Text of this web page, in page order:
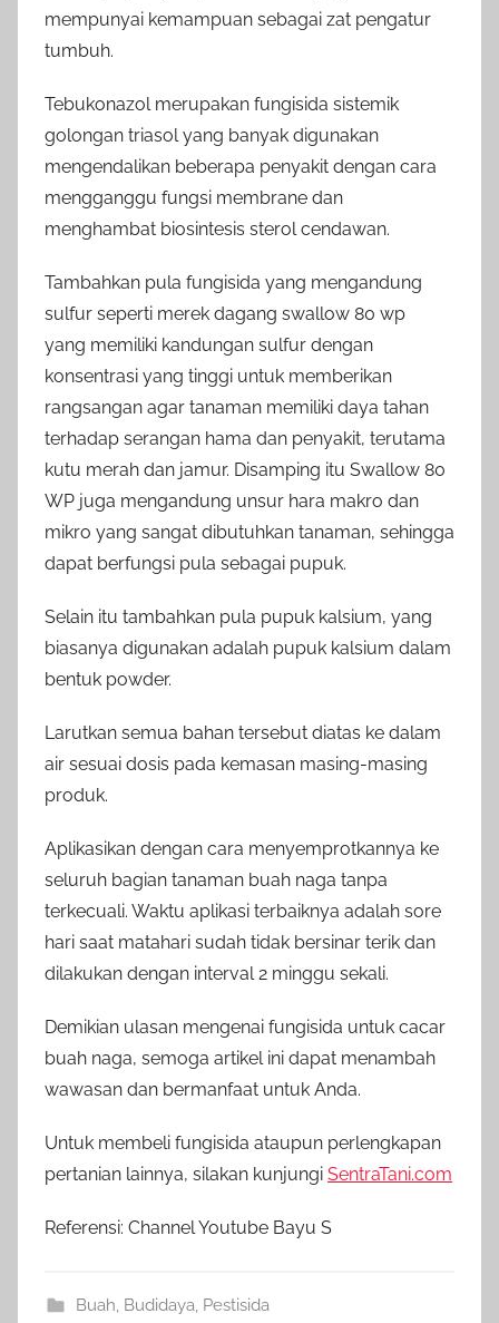
mempunyai kemampuan sebagai zat pengatur
tumbuh.
Tebukonazol merupakan fungisida sistemik
golongan triasol yang banyak digunakan
mengendalikan beberapa penyakit dengan cara
mengganggu fungsi membrane dan
menghambat biosintesis sterol cendawan.
Tambahkan pula fungisida yang mengandung
sulfur seperti merek dagang swallow 80 wp
yang memiliki kandungan sulfur dengan
konsentrasi yang tinggi untuk memberikan
rangsangan agar tanaman memiliki daya tahan
terhadap serangan hama dan penyakit, terutama
kutu merah dan jamur. Disamping itu Swallow 80
WP juga mengandung unsur hara makro dan
mikro yang sangat dibutuhkan tanaman, sehingga
dapat berfungsi pula sebagai pupuk.
Selain itu tambahkan pula pupuk kalsium, yang
biasanya digunakan adalah pupuk kalsium dalam
bentuk powder.
Larutkan semua bahan tersebut diatas ke dalam
air sesuai dosis pada kemasan masing-masing
produk.
Aplikasikan dengan cara menyemprotkannya ke
seluruh bagian tanaman buah naga tanpa
terkecuali. Waktu aplikasi terbaiknya adalah sore
hari saat matahari sudah tidak bersinar terik dan
dilakukan dengan interval 2 minggu sekali.
Demikian ulasan mengenai fungisida untuk cacar
buah naga, semoga artikel ini dapat menambah
wawasan dan bermanfaat untuk Anda.
Untuk membeli fungisida ataupun perlengkapan
pertanian lainnya, silakan kunjungi SentraTani.com
Referensi: Channel Youtube Bayu S
Buah Budidaya Pestisida